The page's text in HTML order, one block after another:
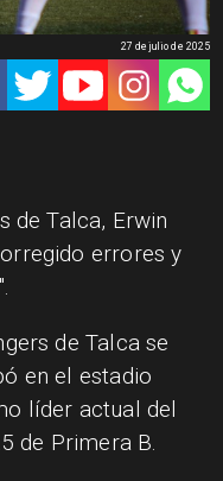
27 de julio de 2025
de Talca, Erwin
errores y
de Talca se
en el estadio
líder actual del
de Primera B.